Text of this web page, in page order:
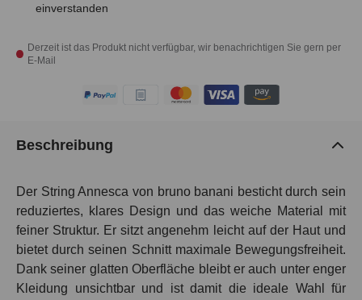
Derzeit ist das Produkt nicht verfügbar, wir benachrichtigen Sie gern per
E-Mail
einverstanden
Beschreibung
Der String Annesca von bruno banani besticht durch sein
reduziertes, klares Design und das weiche Material mit
feiner Struktur. Er sitzt angenehm leicht auf der Haut und
bietet durch seinen Schnitt maximale Bewegungsfreiheit.
Dank seiner glatten Oberfläche bleibt er auch unter enger
Kleidung unsichtbar und ist damit die ideale Wahl für